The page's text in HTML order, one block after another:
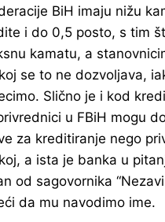
BiH imaju nižu
i do 0,5 posto, s tim
kamatu, a
se to ne dozvoljava,
Slično je i kod
u FBiH mogu
za kreditiranje nego
a ista je banka u
od sagovornika
da mu navodimo ime.